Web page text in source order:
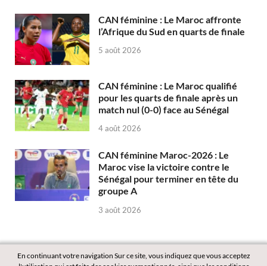
CAN féminine : Le Maroc affronte
l’Afrique du Sud en quarts de finale
5 août 2026
CAN féminine : Le Maroc qualifié
pour les quarts de finale après un
match nul (0-0) face au Sénégal
4 août 2026
CAN féminine Maroc-2026 : Le
Maroc vise la victoire contre le
Sénégal pour terminer en tête du
groupe A
3 août 2026
En continuant votre navigation Sur ce site, vous indiquez que vous acceptez